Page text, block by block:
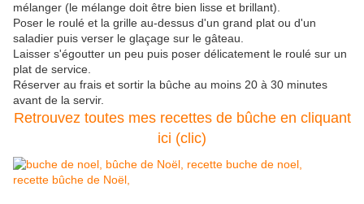
mélanger (le mélange doit être bien lisse et brillant).
Poser le roulé et la grille au-dessus d'un grand plat ou d'un
saladier puis verser le glaçage sur le gâteau.
Laisser s'égoutter un peu puis poser délicatement le roulé sur un
plat de service.
Réserver au frais et sortir la bûche au moins 20 à 30 minutes
avant de la servir.
Retrouvez toutes mes recettes de bûche en cliquant
ici (clic)